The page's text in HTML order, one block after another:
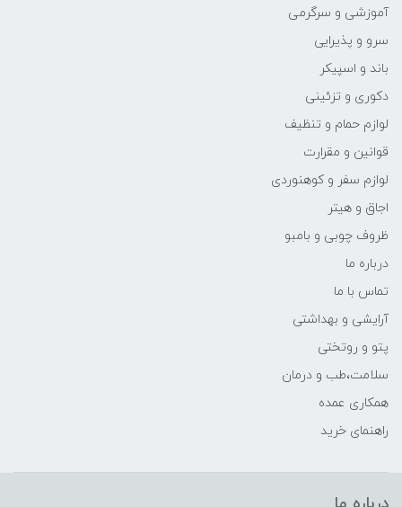
آموزشی و سرگرمی
سرو و پذیرایی
باند و اسپیکر
دکوری و تزئینی
لوازم حمام و تنظیف
قوانین و مقرارت
لوازم سفر و کوهنوردی
اجاق و هیتر
ظروف چوبی و بامبو
درباره ما
تماس با ما
آرایشی و بهداشتی
پتو و روتختی
سلامت،طب و درمان
همکاری عمده
راهنمای خرید